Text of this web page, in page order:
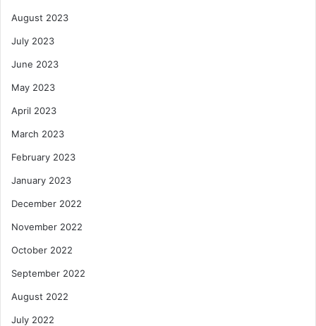
August 2023
July 2023
June 2023
May 2023
April 2023
March 2023
February 2023
January 2023
December 2022
November 2022
October 2022
September 2022
August 2022
July 2022